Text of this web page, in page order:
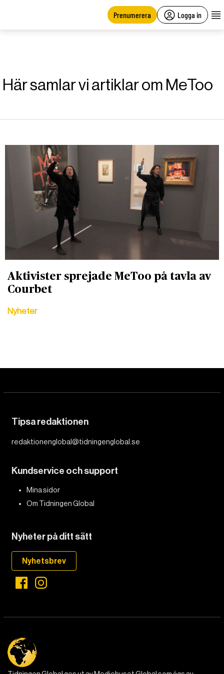
Prenumerera Logga in
Här samlar vi artiklar om MeToo
Aktivister sprejade MeToo på tavla av
Courbet
Nyheter
Tipsa redaktionen
redaktionenglobal@tidningenglobal.se
Kundservice och support
Mina sidor
Om Tidningen Global
Nyheter på ditt sätt
Nyhetsbrev